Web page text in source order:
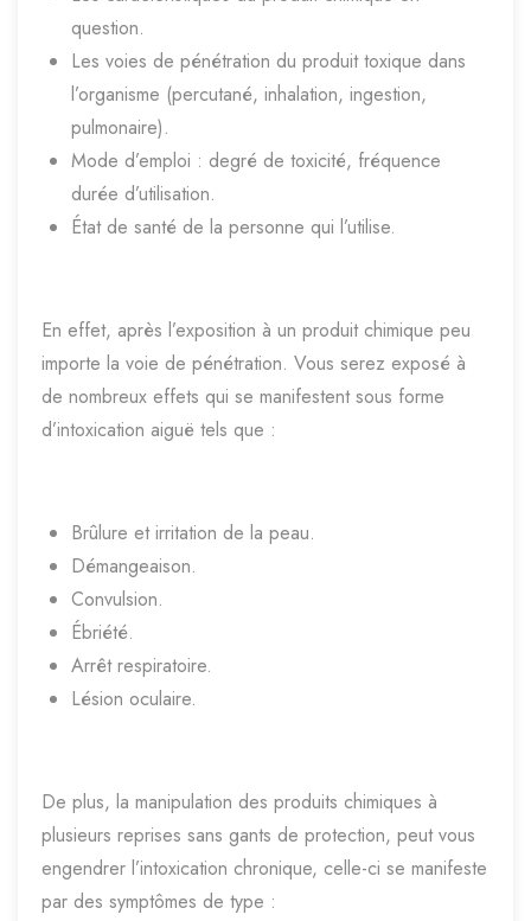
question.
Les voies de pénétration du produit toxique dans
l’organisme (percutané, inhalation, ingestion,
pulmonaire).
Mode d’emploi : degré de toxicité, fréquence
durée d’utilisation.
État de santé de la personne qui l’utilise.
En effet, après l’exposition à un produit chimique peu
importe la voie de pénétration. Vous serez exposé à
de nombreux effets qui se manifestent sous forme
d’intoxication aiguë tels que :
Brûlure et irritation de la peau.
Démangeaison.
Convulsion.
Ébriété.
Arrêt respiratoire.
Lésion oculaire.
De plus, la manipulation des produits chimiques à
plusieurs reprises sans gants de protection, peut vous
engendrer l’intoxication chronique, celle-ci se manifeste
par des symptômes de type :